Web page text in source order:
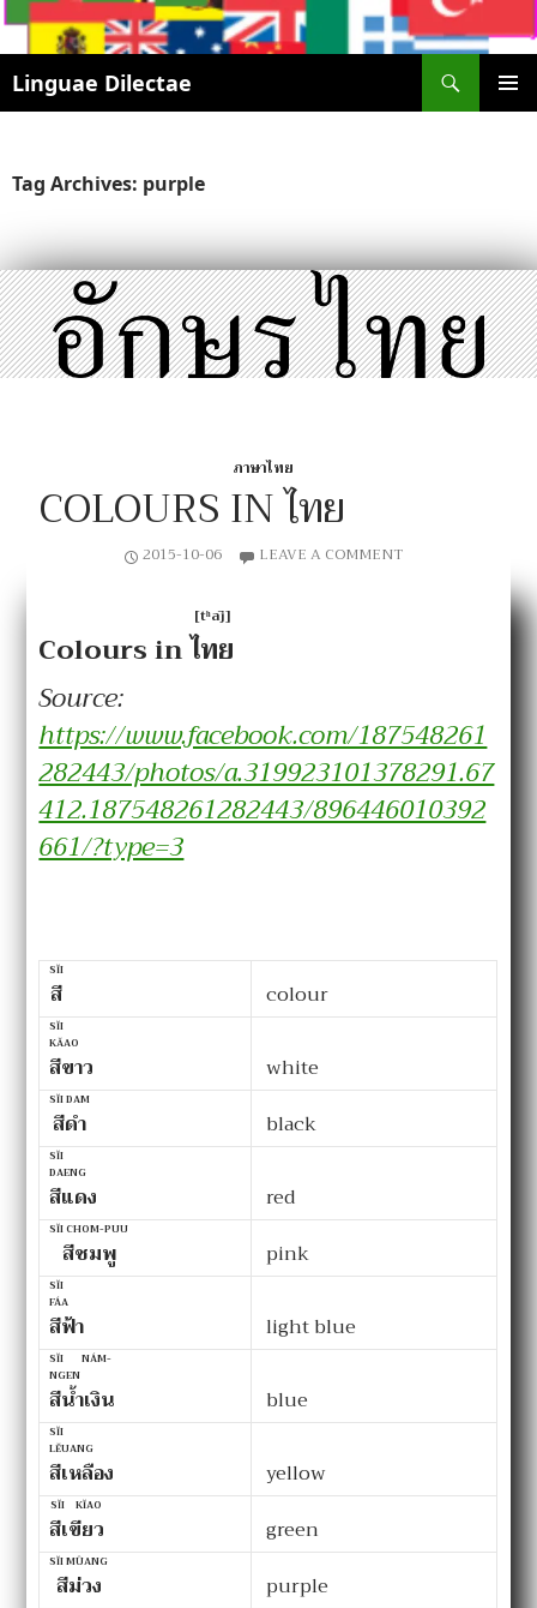
Linguae Dilectae
SKIP
Tag Archives: purple
ภาษาไทย
COLOURS IN ไทย
2015-10-06 LEAVE A COMMENT
Colours inไทย
[tʰāj]
Source:
https://www.facebook.com/187548261
282443/photos/a.319923101378291.67
412.187548261282443/896446010392
661/?type=3
สี
SĬI
colour
สีขาว
SĬI
KĂAO
white
สีดำ
SĬI DAM
black
สีแดง
SĬI
DAENG
red
สีชมพู
SĬI CHOM-PUU
pink
สีฟ้า
SĬI
FÁA
light blue
สีน้ำเงิน
SĬI NÁM-
NGEN
blue
สีเหลือง
SĬI
LĔUANG
yellow
สีเขียว
SĬI KĬAO
green
สีม่วง
SĬI MÛANG
purple